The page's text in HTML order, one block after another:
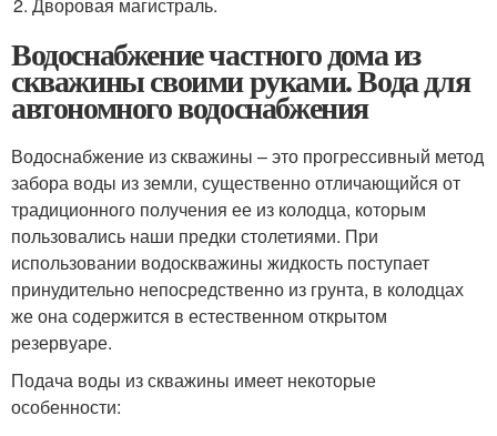
Водоснабжение частного дома из
скважины своими руками. Вода для
автономного водоснабжения
Водоснабжение из скважины – это прогрессивный метод
забора воды из земли, существенно отличающийся от
традиционного получения ее из колодца, которым
пользовались наши предки столетиями. При
использовании водоскважины жидкость поступает
принудительно непосредственно из грунта, в колодцах
же она содержится в естественном открытом
резервуаре.
Подача воды из скважины имеет некоторые
особенности: